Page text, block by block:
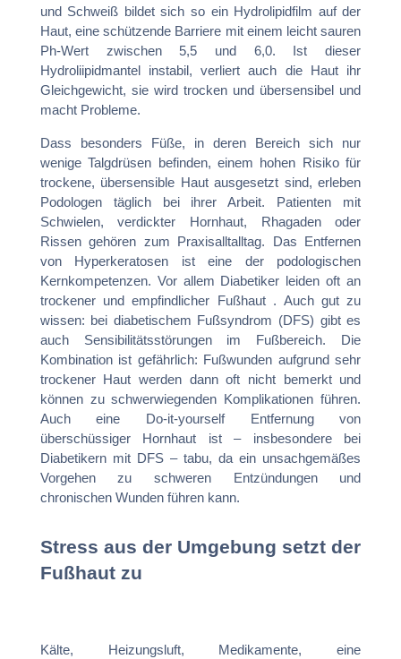
und Schweiß bildet sich so ein Hydrolipidfilm auf der
Haut, eine schützende Barriere mit einem leicht sauren
Ph-Wert zwischen 5,5 und 6,0. Ist dieser
Hydroliipidmantel instabil, verliert auch die Haut ihr
Gleichgewicht, sie wird trocken und übersensibel und
macht Probleme.
Dass besonders Füße, in deren Bereich sich nur
wenige Talgdrüsen befinden, einem hohen Risiko für
trockene, übersensible Haut ausgesetzt sind, erleben
Podologen täglich bei ihrer Arbeit. Patienten mit
Schwielen, verdickter Hornhaut, Rhagaden oder
Rissen gehören zum Praxisalltalltag. Das Entfernen
von Hyperkeratosen ist eine der podologischen
Kernkompetenzen. Vor allem Diabetiker leiden oft an
trockener und empfindlicher Fußhaut . Auch gut zu
wissen: bei diabetischem Fußsyndrom (DFS) gibt es
auch Sensibilitätsstörungen im Fußbereich. Die
Kombination ist gefährlich: Fußwunden aufgrund sehr
trockener Haut werden dann oft nicht bemerkt und
können zu schwerwiegenden Komplikationen führen.
Auch eine Do-it-yourself Entfernung von
überschüssiger Hornhaut ist – insbesondere bei
Diabetikern mit DFS – tabu, da ein unsachgemäßes
Vorgehen zu schweren Entzündungen und
chronischen Wunden führen kann.
Stress aus der Umgebung setzt der
Fußhaut zu
Kälte, Heizungsluft, Medikamente, eine